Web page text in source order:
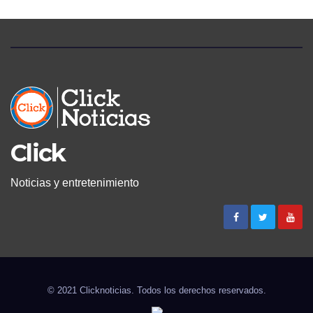
Click
Noticias y entretenimiento
© 2021 Clicknoticias. Todos los derechos reservados.